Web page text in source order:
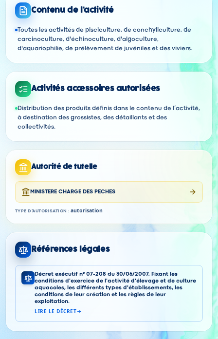
Contenu de l'activité
Toutes les activités de pisciculture, de conchyliculture, de
carcinoculture, d'échinoculture, d'algoculture,
d'aquariophilie, de prélèvement de juvéniles et des viviers.
Activités accessoires autorisées
Distribution des produits définis dans le contenu de l’activité,
à destination des grossistes, des détaillants et des
collectivités.
Autorité de tutelle
MINISTERE CHARGE DES PECHES
TYPE D'AUTORISATION : autorisation
Références légales
Décret exécutif n° 07-208 du 30/06/2007, Fixant les
conditions d'exercice de l'activité d'élevage et de culture
aquacoles, les différents types d'établissements, les
conditions de leur création et les règles de leur
exploitation.
LIRE LE DÉCRET